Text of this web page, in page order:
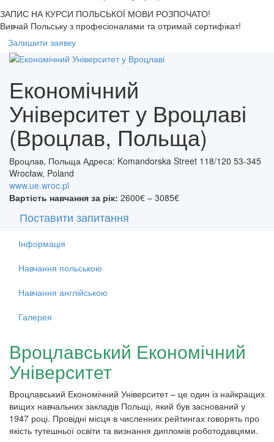
ЗАПИС НА КУРСИ ПОЛЬСЬКОЇ МОВИ РОЗПОЧАТО!
Вивчай Польську з професіоналами та отримай сертифікат!
Залишити заявку
Економічний
Університет у Вроцлаві
(Вроцлав, Польща)
Вроцлав, Польща Адреса: Komandorska Street 118/120 53-345
Wrocław, Poland
www.ue.wroc.pl
Вартість навчання за рік: 2600€ – 3085€
Поставити запитання
Інформація
Навчання польською
Навчання англійською
Галерея
Вроцлавський Економічний
Університет
Вроцлавський Економічний Університет – це один із найкращих
вищих навчальних закладів Польщі, який був заснований у
1947 році. Провідні місця в численних рейтингах говорять про
якість тутешньої освіти та визнання дипломів роботодавцями.